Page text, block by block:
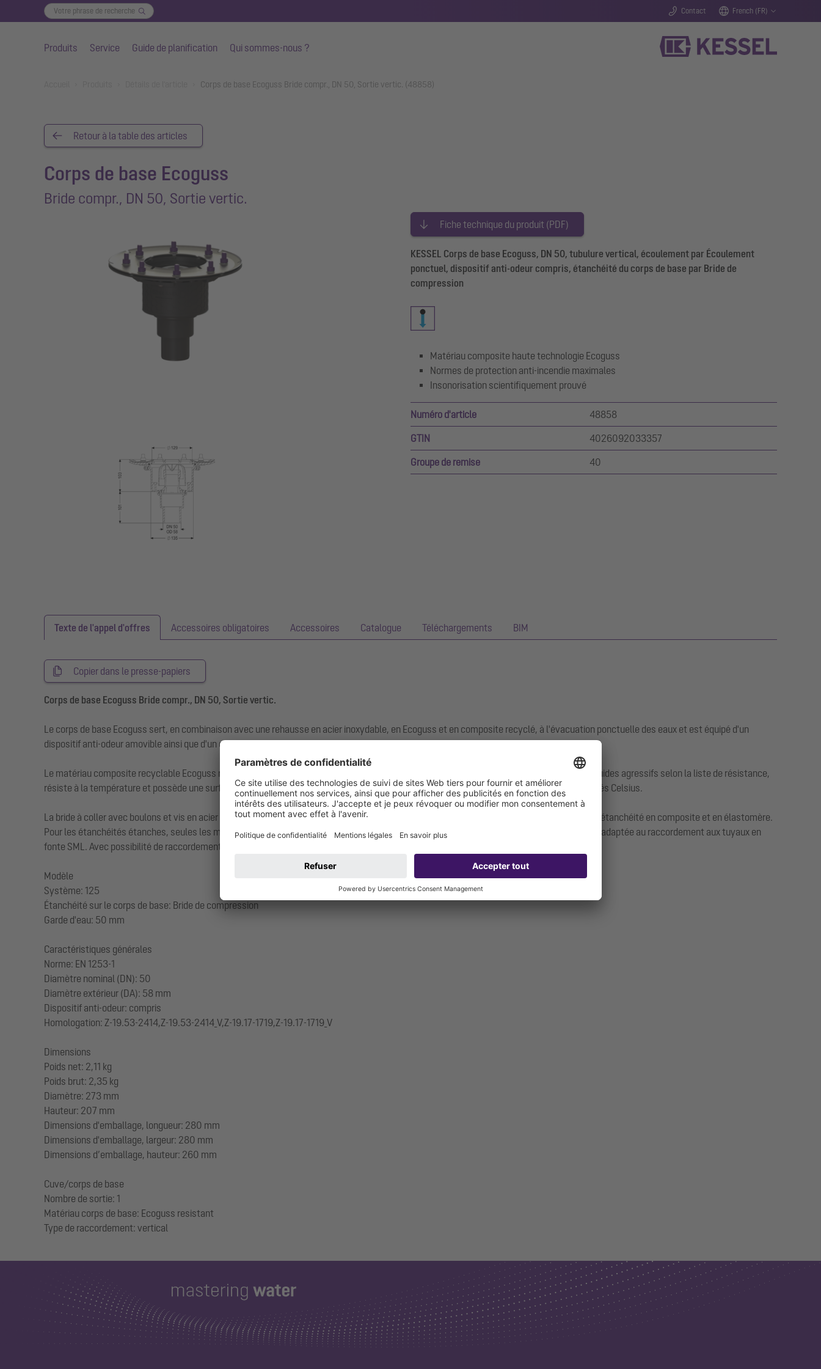
Contact French (FR)
Produits Service Guide de planification Qui sommes-nous ?
Corps de base Ecoguss Bride compr., DN 50, Sortie vertic. (48858)
Retour à la table des articles
Corps de base Ecoguss
Bride compr., DN 50, Sortie vertic.
Fiche technique du produit (PDF)
KESSEL Corps de base Ecoguss, DN 50, tubulure vertical, écoulement par Écoulement
ponctuel, dispositif anti-odeur compris, étanchéité du corps de base par Bride de
compression
Matériau composite haute technologie Ecoguss
Normes de protection anti-incendie maximales
Insonorisation scientifiquement prouvé
Numéro d'article 48858
GTIN 4026092033357
Groupe de remise 40
Texte de l'appel d'offres Accessoires obligatoires Accessoires Catalogue Téléchargements BIM
Copier dans le presse-papiers
Corps de base Ecoguss Bride compr., DN 50, Sortie vertic.
Le corps de base Ecoguss sert, en combinaison avec une rehausse en acier inoxydable, en Ecoguss et en composite recyclé, à l'évacuation ponctuelle des eaux et est équipé d'un
dispositif anti-odeur amovible ainsi que d'un couvercle de protection contre les chantiers.
Le matériau composite recyclable Ecoguss répond aux exigences les plus élevées en matière d'insonorisation, résiste durablement à 350 fluides agressifs selon la liste de résistance,
résiste à la température et possède une surface durablement non corrosive. Il peut être brièvement exposé aux flammes de 100 à 400 degrés Celsius.
La bride à coller avec boulons et vis en acier inoxydable sert à serrer ou à souder des lés de bitume et de bitume polymère ainsi que des lés d'étanchéité en composite et en élastomère.
Pour les étanchéités étanches, seules les membranes d'étanchéité testées par le fabricant peuvent être utilisées. La tubulure de sortie est adaptée au raccordement aux tuyaux en
fonte SML. Avec possibilité de raccordement pour liaison équipotentielle.
Modèle
Système: 125
Étanchéité sur le corps de base: Bride de compression
Garde d'eau: 50 mm
Caractéristiques générales
Norme: EN 1253-1
Diamètre nominal (DN): 50
Diamètre extérieur (DA): 58 mm
Dispositif anti-odeur: compris
Homologation: Z-19.53-2414,Z-19.53-2414_V,Z-19.17-1719,Z-19.17-1719_V
Dimensions
Poids net: 2,11 kg
Poids brut: 2,35 kg
Diamètre: 273 mm
Hauteur: 207 mm
Dimensions d'emballage, longueur: 280 mm
Dimensions d'emballage, largeur: 280 mm
Dimensions d’emballage, hauteur: 260 mm
Cuve/corps de base
Nombre de sortie: 1
Matériau corps de base: Ecoguss resistant